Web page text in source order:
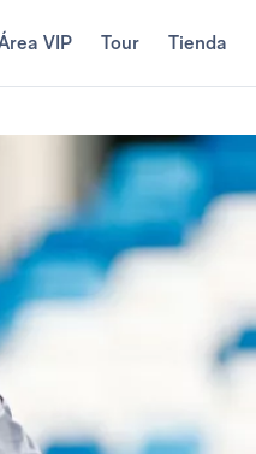
VIP Tour Tienda